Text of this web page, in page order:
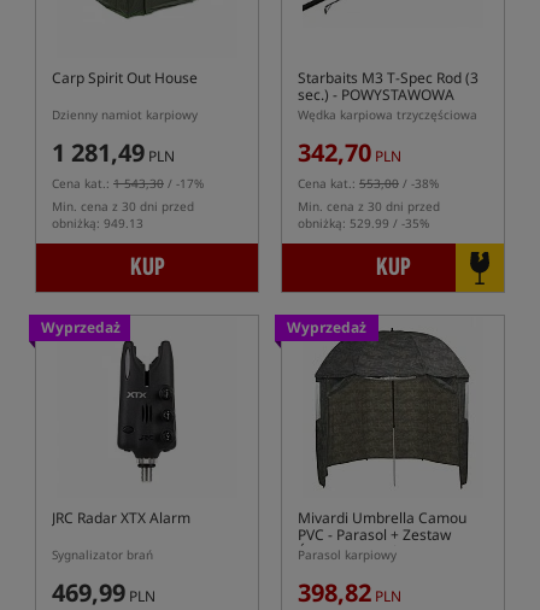
Carp Spirit Out House
Dzienny namiot karpiowy
1 281,49 PLN
Cena kat.: 1 543,30 / -17%
Min. cena z 30 dni przed
obniżką: 949.13
KUP
Starbaits M3 T-Spec Rod (3
sec.) - POWYSTAWOWA
Wędka karpiowa trzyczęściowa
342,70 PLN
Cena kat.: 553,00 / -38%
Min. cena z 30 dni przed
obniżką: 529.99 / -35%
KUP
Wyprzedaż
JRC Radar XTX Alarm
Sygnalizator brań
469,99 PLN
Wyprzedaż
Mivardi Umbrella Camou
PVC - Parasol + Zestaw
Ścian Bocznych -
OPAKOWANIE ZASTĘPCZE
Parasol karpiowy
398,82 PLN